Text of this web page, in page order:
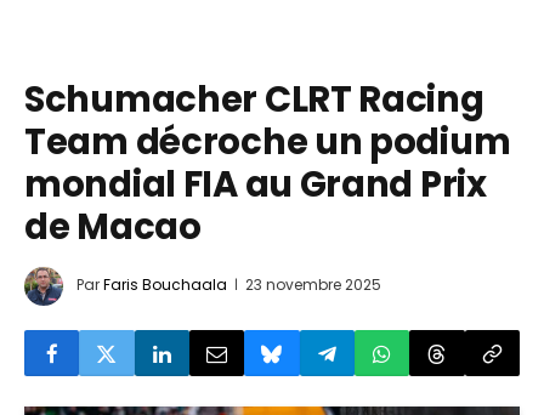
Schumacher CLRT Racing
Team décroche un podium
mondial FIA au Grand Prix
de Macao
ParFaris Bouchaala 23 novembre 2025